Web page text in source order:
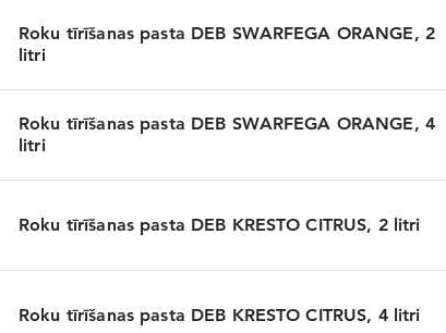
Roku tīrīšanas pasta DEB SWARFEGA ORANGE, 2
litri
Roku tīrīšanas pasta DEB SWARFEGA ORANGE, 4
litri
Roku tīrīšanas pasta DEB KRESTO CITRUS, 2 litri
Roku tīrīšanas pasta DEB KRESTO CITRUS, 4 litri